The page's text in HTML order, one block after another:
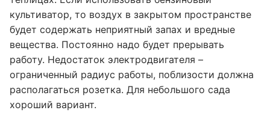
культиватор, то воздух в закрытом пространстве
будет содержать неприятный запах и вредные
вещества. Постоянно надо будет прерывать
работу. Недостаток электродвигателя –
ограниченный радиус работы, поблизости должна
располагаться розетка. Для небольшого сада
хороший вариант.